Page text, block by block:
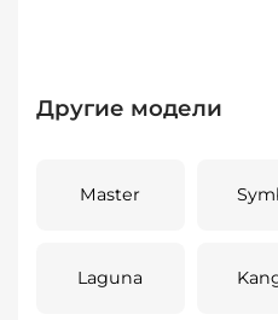
Другие модели
Master
Laguna